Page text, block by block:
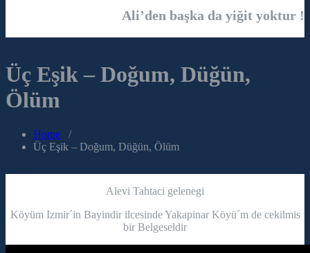
Ali’den başka da yiğit yoktur !
Üç Eşik – Doğum, Düğün,
Ölüm
Home /
Üç Eşik – Doğum, Düğün, Ölüm
Alevi Tahtaci gelenegi
Köyüm Izmir´in Bayindir ilcesinde Yakapinar Köyü´m de cekilmis
bir Belgeseldir